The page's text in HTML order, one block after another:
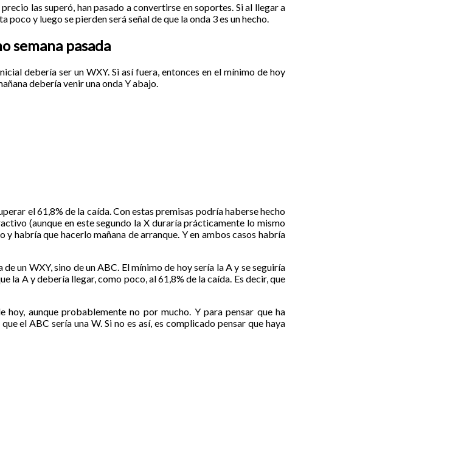
las superó, han pasado a convertirse en soportes. Si al llegar a
y luego se pierden será señal de que la onda 3 es un hecho.
semana pasada
debería ser un WXY. Si así fuera, entonces en el mínimo de hoy
debería venir una onda Y abajo.
el 61,8% de la caída. Con estas premisas podría haberse hecho
(aunque en este segundo la X duraría prácticamente lo mismo
habría que hacerlo mañana de arranque. Y en ambos casos habría
un WXY, sino de un ABC. El mínimo de hoy sería la A y se seguiría
la A y debería llegar, como poco, al 61,8% de la caída. Es decir, que
aunque probablemente no por mucho. Y para pensar que ha
el ABC sería una W. Si no es así, es complicado pensar que haya